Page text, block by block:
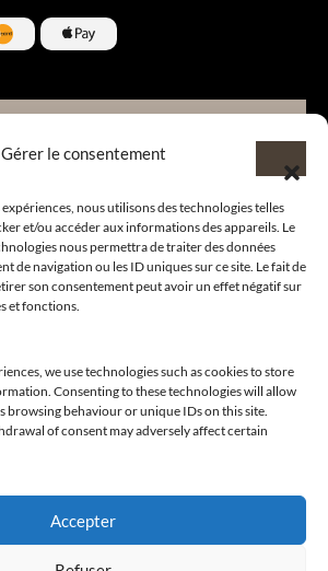
Gérer le consentement
nous utilisons des technologies telles
et/ou accéder aux informations des appareils. Le
nous permettra de traiter des données
de navigation ou les ID uniques sur ce site. Le fait de
son consentement peut avoir un effet négatif sur
et fonctions.
we use technologies such as cookies to store
Consenting to these technologies will allow
browsing behaviour or unique IDs on this site.
of consent may adversely affect certain
Accepter
CLUB.
nos marques et celle du CLUB !